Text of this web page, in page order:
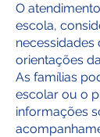
O
escola,
necessidades
orientações
As famílias
escolar ou o
informações